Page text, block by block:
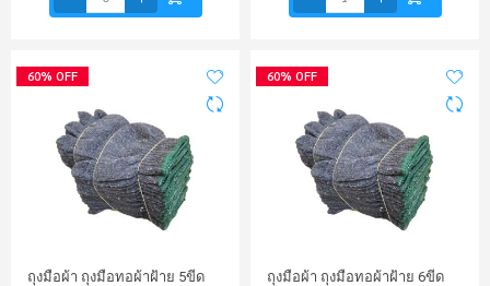
60% OFF
ถุงมือผ้า ถุงมือทอผ้าฝ้าย 5ขีด
60% OFF
ถุงมือผ้า ถุงมือทอผ้าฝ้าย 6ขีด